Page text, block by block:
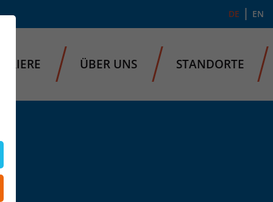
DE EN
ÜBER UNS STANDORTE